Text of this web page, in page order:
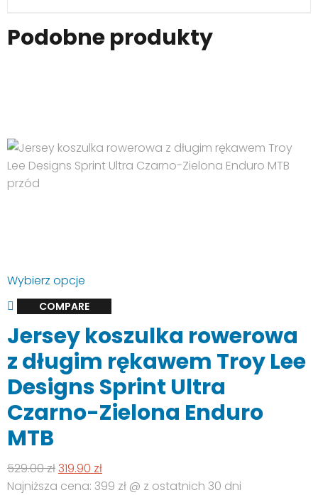
Podobne produkty
Wybierz opcje
produkt
ma
wiele
wariantów.
Opcje
można
wybrać
na
COMPARE
Jersey koszulka rowerowa
z długim rękawem Troy Lee
Designs Sprint Ultra
Czarno-Zielona Enduro
MTB
529.00złPierwotna
cena
319.90 złAktualna
cena
Najniższa cena: 399 zł @ z ostatnich 30 dni